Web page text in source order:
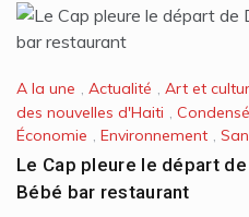
A la une , Actualité , Art et
des nouvelles d'Haiti
Économie , Environnement ,
Le Cap pleure le départ
Bébé bar restaurant